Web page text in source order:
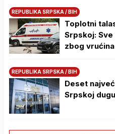
REPUBLIKA SRPSKA / BIH
Toplotni
Srpskoj:
zbog vrućina
REPUBLIKA SRPSKA / BIH
Deset
Srpskoj